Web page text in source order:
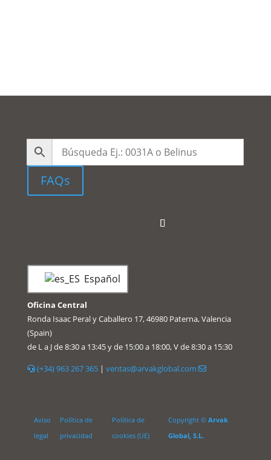
FAQs
Español
Oficina Central
Ronda Isaac Peral y Caballero 17, 46980 Paterna, Valencia
(Spain)
de L a J de 8:30 a 13:45 y de 15:00 a 18:00, V de 8:30 a 15:30
(+34) 963 267 365| ventas@arvakglobal.com
Aviso
legal
Política de
privacidad
Política de
cookies (UE)
Copyright © Arvak
Global, S.L.